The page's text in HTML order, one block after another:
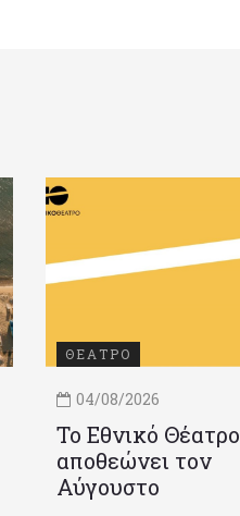
ΘΕΑΤΡΟ
04/08/2026
Το Εθνικό Θέατρο
αποθεώνει τον
Αύγουστο